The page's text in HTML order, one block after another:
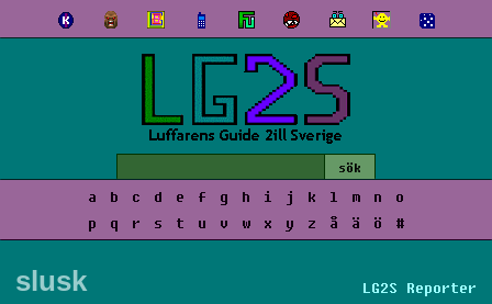
a b c d e f g h i j k l m n
o
p
q r s t u v w x y z å ä ö #
LG2S Reporter
slusk